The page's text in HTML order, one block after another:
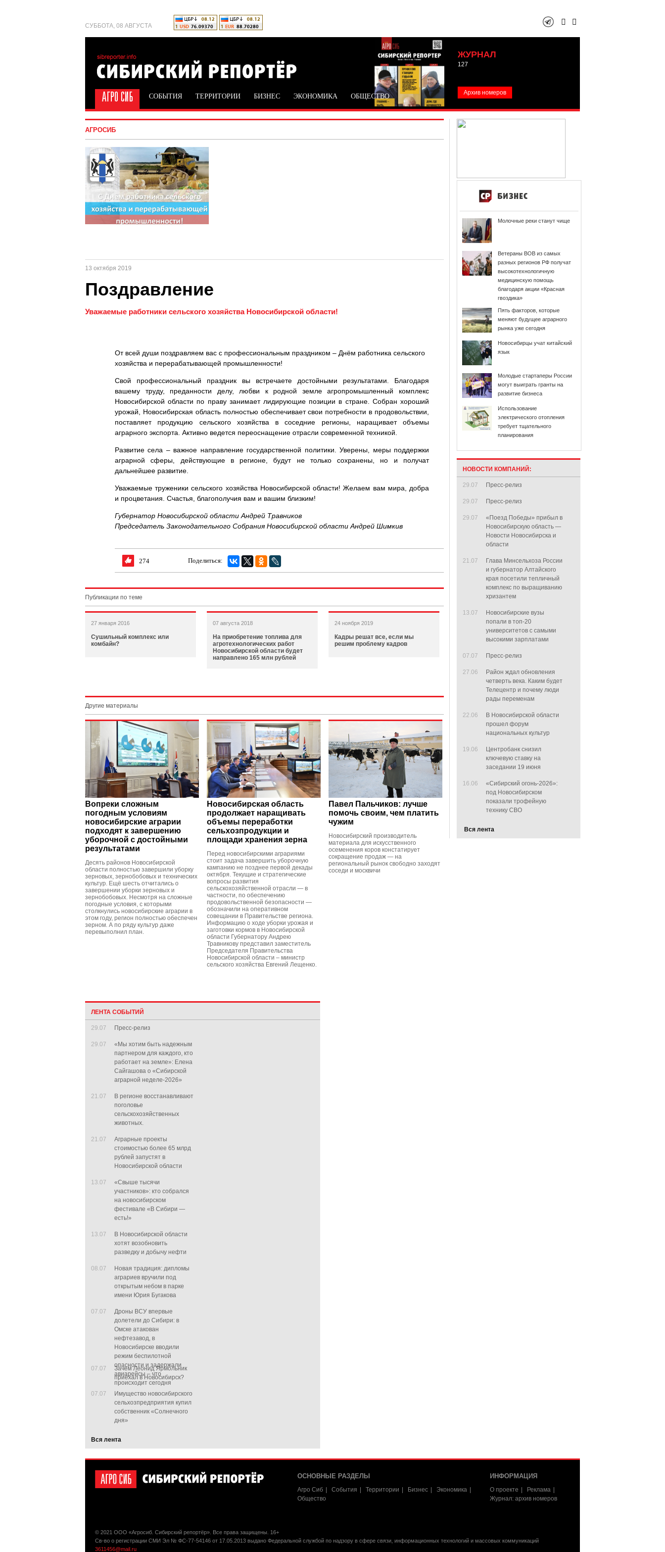
СУББОТА, 08 АВГУСТА
ЖУРНАЛ
127
Архив номеров
СОБЫТИЯ ТЕРРИТОРИИ БИЗНЕС ЭКОНОМИКА ОБЩЕСТВО
АГРОСИБ
13 октября 2019
Поздравление
Уважаемые работники сельского хозяйства Новосибирской области!
От всей души поздравляем вас с профессиональным праздником – Днём работника сельского
хозяйства и перерабатывающей промышленности!
Свой профессиональный праздник вы встречаете достойными результатами. Благодаря
вашему труду, преданности делу, любви к родной земле агропромышленный комплекс
Новосибирской области по праву занимает лидирующие позиции в стране. Собран хороший
урожай, Новосибирская область полностью обеспечивает свои потребности в продовольствии,
поставляет продукцию сельского хозяйства в соседние регионы, наращивает объемы
аграрного экспорта. Активно ведется переоснащение отрасли современной техникой.
Развитие села – важное направление государственной политики. Уверены, меры поддержки
аграрной сферы, действующие в регионе, будут не только сохранены, но и получат
дальнейшее развитие.
Уважаемые труженики сельского хозяйства Новосибирской области! Желаем вам мира, добра
и процветания. Счастья, благополучия вам и вашим близким!
Губернатор Новосибирской области Андрей Травников
Председатель Законодательного Собрания Новосибирской области Андрей Шимкив
274 Поделиться:
Публикации по теме
27 января 2016
Сушильный комплекс или
комбайн?
07 августа 2018
На приобретение топлива для
агротехнологических работ
Новосибирской области будет
направлено 165 млн рублей
24 ноября 2019
Кадры решат все, если мы
решим проблему кадров
Другие материалы
Вопреки сложным
погодным условиям
новосибирские аграрии
подходят к завершению
уборочной с достойными
результатами
Десять районов Новосибирской
области полностью завершили уборку
зерновых, зернобобовых и технических
культур. Ещё шесть отчитались о
завершении уборки зерновых и
зернобобовых. Несмотря на сложные
погодные условия, с которыми
столкнулись новосибирские аграрии в
этом году, регион полностью обеспечен
зерном. А по ряду культур даже
перевыполнил план.
Новосибирская область
продолжает наращивать
объемы переработки
сельхозпродукции и
площади хранения зерна
Перед новосибирскими аграриями
стоит задача завершить уборочную
кампанию не позднее первой декады
октября. Текущие и стратегические
вопросы развития
сельскохозяйственной отрасли — в
частности, по обеспечению
продовольственной безопасности —
обозначили на оперативном
совещании в Правительстве региона.
Информацию о ходе уборки урожая и
заготовки кормов в Новосибирской
области Губернатору Андрею
Травникову представил заместитель
Председателя Правительства
Новосибирской области – министр
сельского хозяйства Евгений Лещенко.
Павел Пальчиков: лучше
помочь своим, чем платить
чужим
Новосибирский производитель
материала для искусственного
осеменения коров констатирует
сокращение продаж — на
региональный рынок свободно заходят
соседи и москвичи
ЛЕНТА СОБЫТИЙ
29.07 Пресс-релиз
29.07
«Мы хотим быть надежным
партнером для каждого, кто
работает на земле»: Елена
Сайгашова о «Сибирской
аграрной неделе-2026»
21.07
В регионе восстанавливают
поголовье
сельскохозяйственных
животных.
21.07
Аграрные проекты
стоимостью более 65 млрд
рублей запустят в
Новосибирской области
13.07
«Свыше тысячи
участников»: кто собрался
на новосибирском
фестивале «В Сибири —
есть!»
13.07
В Новосибирской области
хотят возобновить
разведку и добычу нефти
08.07
Новая традиция: дипломы
аграриев вручили под
открытым небом в парке
имени Юрия Бугакова
07.07
Дроны ВСУ впервые
долетели до Сибири: в
Омске атакован
нефтезавод, в
Новосибирске вводили
режим беспилотной
опасности и задержали
авиарейсы – что
происходит сегодня
07.07
Зачем Леонид Ярмольник
приехал в Новосибирск?
07.07
Имущество новосибирского
сельхозпредприятия купил
собственник «Солнечного
дня»
Вся лента
Молочные реки станут чище
Ветераны ВОВ из самых
разных регионов РФ получат
высокотехнологичную
медицинскую помощь
благодаря акции «Красная
гвоздика»
Пять факторов, которые
меняют будущее аграрного
рынка уже сегодня
Новосибирцы учат китайский
язык
Молодые стартаперы России
могут выиграть гранты на
развитие бизнеса
Использование
электрического отопления
требует тщательного
планирования
НОВОСТИ КОМПАНИЙ:
29.07 Пресс-релиз
29.07 Пресс-релиз
29.07
«Поезд Победы» прибыл в
Новосибирскую область —
Новости Новосибирска и
области
21.07
Глава Минсельхоза России
и губернатор Алтайского
края посетили тепличный
комплекс по выращиванию
хризантем
13.07
Новосибирские вузы
попали в топ-20
университетов с самыми
высокими зарплатами
07.07 Пресс-релиз
27.06
Район ждал обновления
четверть века. Каким будет
Телецентр и почему люди
рады переменам
22.06
В Новосибирской области
прошел форум
национальных культур
19.06
Центробанк снизил
ключевую ставку на
заседании 19 июня
16.06
«Сибирский огонь-2026»:
под Новосибирском
показали трофейную
технику СВО
Вся лента
ОСНОВНЫЕ РАЗДЕЛЫ
Агро Сиб События Территории Бизнес
Экономика
Общество
ИНФОРМАЦИЯ
О проекте
Реклама
Журнал: архив номеров
© 2021 ООО «Агросиб. Сибирский репортёр». Все права защищены. 16+
Св-во о регистрации СМИ Эл № ФС-77-54146 от 17.05.2013 выдано Федеральной службой по надзору в сфере связи, информационных технологий и массовых коммуникаций
3611456@mail.ru